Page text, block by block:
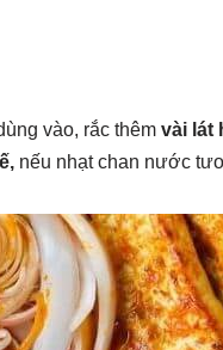
vào, rắc thêm vài lát
nếu nhạt chan nước